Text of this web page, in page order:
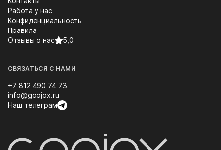
Работа у нас
Конфиденциальность
Правила
Отзывы о нас
5,0
СВЯЗАТЬСЯ С НАМИ
+7 812 490 74 73
info@goojox.ru
Наш телеграм